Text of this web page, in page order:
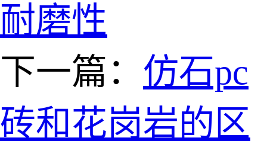
耐磨性
下一篇： 仿石pc
砖和花岗岩的区